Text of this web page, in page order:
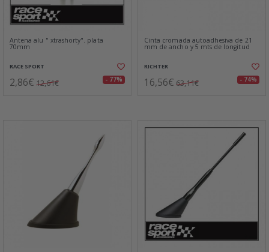
Antena alu " xtrashorty". plata
70mm
RACE SPORT
2,86€ 12,61€ - 77%
Cinta cromada autoadhesiva de 21
mm de ancho y 5 mts de longitud
RICHTER
16,56€ 63,11€ - 74%